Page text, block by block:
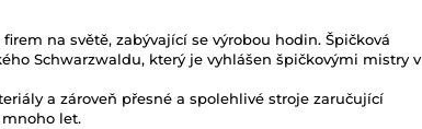
na světě, zabývající se výrobou hodin. Špičková
Schwarzwaldu, který je vyhlášen špičkovými mistry v
a zároveň přesné a spolehlivé stroje zaručující
let.